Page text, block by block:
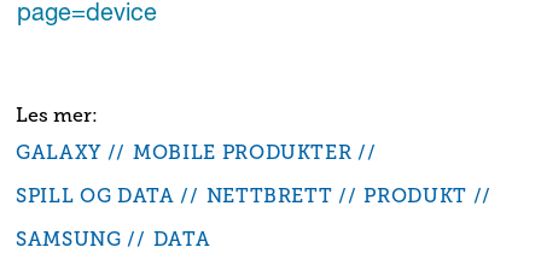
page=device
GALAXY
MOBILE PRODUKTER
SPILL OG DATA
NETTBRETT
PRODUKT
SAMSUNG
DATA